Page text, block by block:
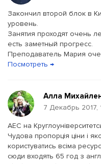
Закончил второй блок в
уровень.
Занятия проходят очень
есть заметный прогресс.
Преподаватель Мария
Посмотреть →
Алла
7 Декабрь 2017,
AEC на
Чудова пропорція ціни і
користуватись всіма
сюди входять 65 год з